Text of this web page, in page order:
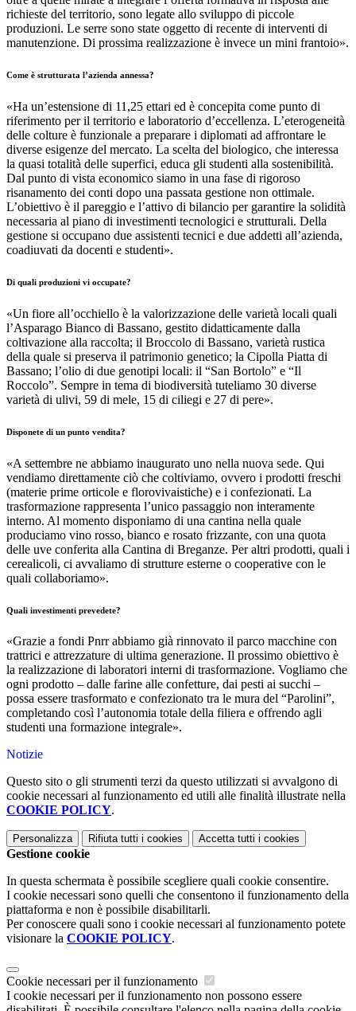
richieste del territorio, sono legate allo sviluppo di piccole
produzioni. Le serre sono state oggetto di recente di interventi di
manutenzione. Di prossima realizzazione è invece un mini frantoio».
Come è strutturata l’azienda annessa?
«Ha un’estensione di 11,25 ettari ed è concepita come punto di
riferimento per il territorio e laboratorio d’eccellenza. L’eterogeneità
delle colture è funzionale a preparare i diplomati ad affrontare le
diverse esigenze del mercato. La scelta del biologico, che interessa
la quasi totalità delle superfici, educa gli studenti alla sostenibilità.
Dal punto di vista economico siamo in una fase di rigoroso
risanamento dei conti dopo una passata gestione non ottimale.
L’obiettivo è il pareggio e l’attivo di bilancio per garantire la solidità
necessaria al piano di investimenti tecnologici e strutturali. Della
gestione si occupano due assistenti tecnici e due addetti all’azienda,
coadiuvati da docenti e studenti».
Di quali produzioni vi occupate?
«Un fiore all’occhiello è la valorizzazione delle varietà locali quali
l’Asparago Bianco di Bassano, gestito didatticamente dalla
coltivazione alla raccolta; il Broccolo di Bassano, varietà rustica
della quale si preserva il patrimonio genetico; la Cipolla Piatta di
Bassano; l’olio di due genotipi locali: il “San Bortolo” e “Il
Roccolo”. Sempre in tema di biodiversità tuteliamo 30 diverse
varietà di ulivi, 59 di mele, 15 di ciliegi e 27 di pere».
Disponete di un punto vendita?
«A settembre ne abbiamo inaugurato uno nella nuova sede. Qui
vendiamo direttamente ciò che coltiviamo, ovvero i prodotti freschi
(materie prime orticole e florovivaistiche) e i confezionati. La
trasformazione rappresenta l’unico passaggio non interamente
interno. Al momento disponiamo di una cantina nella quale
produciamo vino rosso, bianco e rosato frizzante, con una quota
delle uve conferita alla Cantina di Breganze. Per altri prodotti, quali i
cerealicoli, ci avvaliamo di strutture esterne o cooperative con le
quali collaboriamo».
Quali investimenti prevedete?
«Grazie a fondi Pnrr abbiamo già rinnovato il parco macchine con
trattrici e attrezzature di ultima generazione. Il prossimo obiettivo è
la realizzazione di laboratori interni di trasformazione. Vogliamo che
ogni prodotto – dalle farine alle confetture, dai pesti ai succhi –
possa essere trasformato e confezionato tra le mura del “Parolini”,
completando così l’autonomia totale della filiera e offrendo agli
studenti una formazione integrale».
Notizie
Questo sito o gli strumenti terzi da questo utilizzati si avvalgono di
cookie necessari al funzionamento ed utili alle finalità illustrate nella
COOKIE POLICY.
Personalizza Rifiuta tutti i cookies Accetta tutti i cookies
Gestione cookie
In questa schermata è possibile scegliere quali cookie consentire.
I cookie necessari sono quelli che consentono il funzionamento della
piattaforma e non è possibile disabilitarli.
Per conoscere quali sono i cookie necessari al funzionamento potete
visionare la COOKIE POLICY.
Cookie necessari per il funzionamento
I cookie necessari per il funzionamento non possono essere